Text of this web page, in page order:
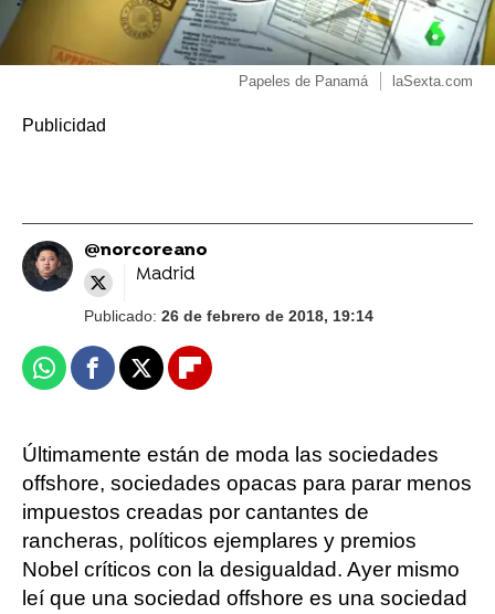
Papeles de Panamá laSexta.com
@norcoreano
Madrid
Publicado: 26 de febrero de 2018, 19:14
WhatsappFacebook
X Flipboard
Últimamente están de moda las sociedades
offshore, sociedades opacas para parar menos
impuestos creadas por cantantes de
rancheras, políticos ejemplares y premios
Nobel críticos con la desigualdad. Ayer mismo
leí que una sociedad offshore es una sociedad